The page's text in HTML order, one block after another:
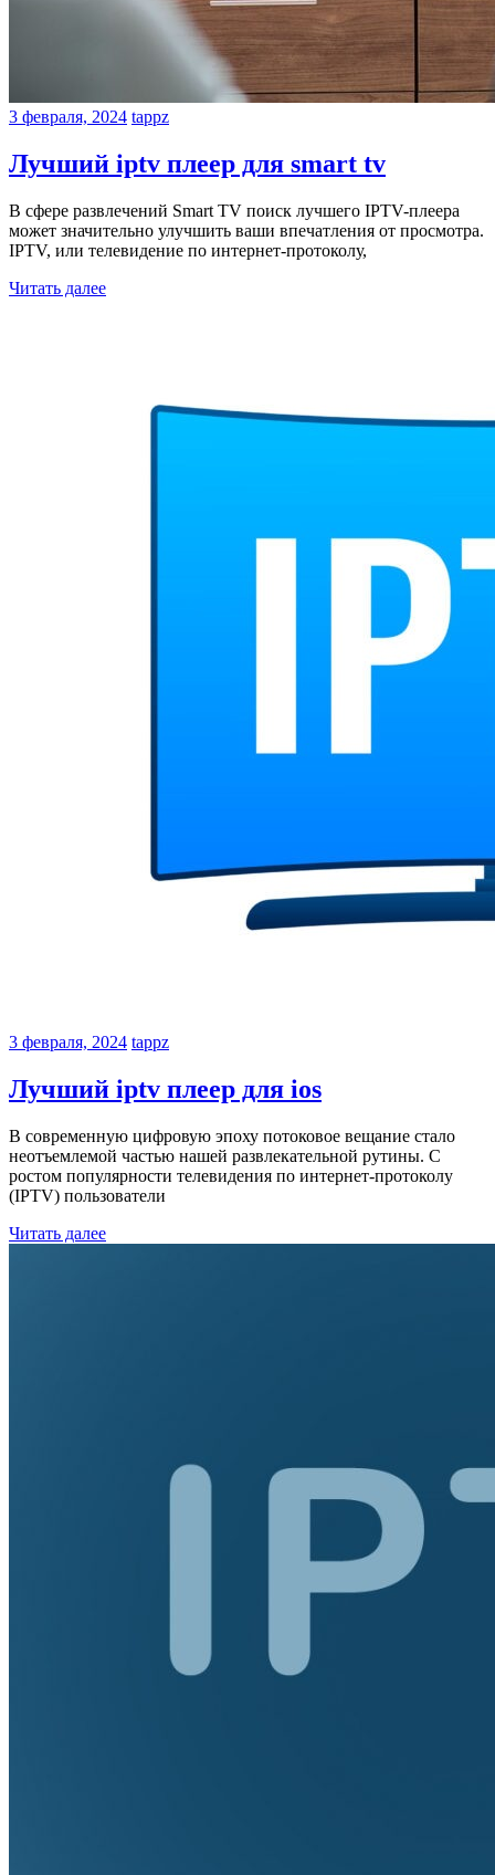
3 февраля, 2024 tappz
Лучший iptv плеер для smart tv
В сфере развлечений Smart TV поиск лучшего IPTV-плеера
может значительно улучшить ваши впечатления от просмотра.
IPTV, или телевидение по интернет-протоколу,
Читать далее
3 февраля, 2024 tappz
Лучший iptv плеер для ios
В современную цифровую эпоху потоковое вещание стало
неотъемлемой частью нашей развлекательной рутины. С
ростом популярности телевидения по интернет-протоколу
(IPTV) пользователи
Читать далее